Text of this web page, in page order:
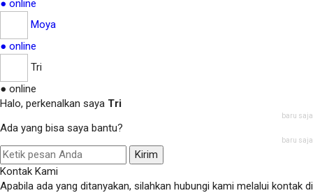
● online
Moya
● online
Tri
● online
Halo, perkenalkan saya Tri
baru saja
Ada yang bisa saya bantu?
baru saja
Kirim
Kontak Kami
Apabila ada yang ditanyakan, silahkan hubungi kami melalui kontak di